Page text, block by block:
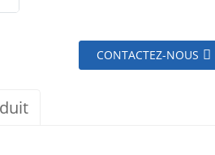
CONTACTEZ-NOUS